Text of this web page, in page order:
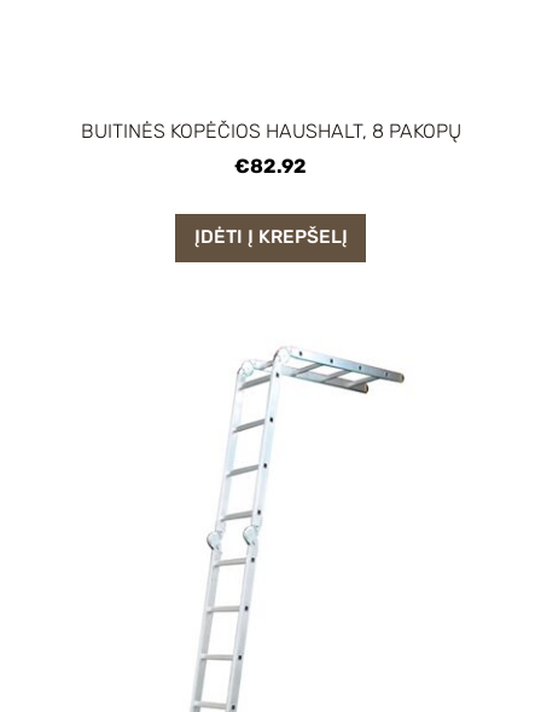
BUITINĖS KOPĖČIOS HAUSHALT, 8 PAKOPŲ
€82.92
ĮDĖTI Į KREPŠELĮ